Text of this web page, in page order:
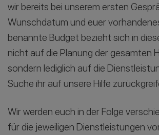
wir bereits bei unserem ersten
Wunschdatum und euer
benannte Budget bezieht sich in
nicht auf die Planung der gesamten
sondern lediglich auf die
Suche ihr auf unsere Hilfe
Wir werden euch in der Folge
für die jeweiligen Dienstleistungen